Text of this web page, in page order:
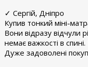
✓ Сергій, Дніпро
Купив тонкий міні-
Вони відразу відчули
немає важкості в спині.
Дуже задоволені